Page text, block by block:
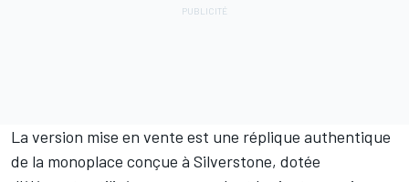
La version mise en vente est une réplique authentique
de la monoplace conçue à Silverstone, dotée